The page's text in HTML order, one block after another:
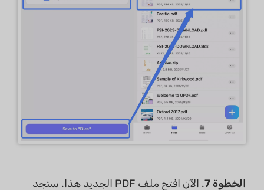
الخطوة 7 . الآن افتح ملف PDF الجديد هذا. ستجد